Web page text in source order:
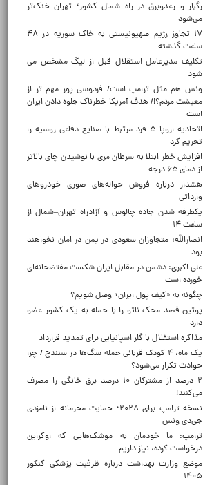
رگبار و رعدوبرق در راه شمال کشور؛ تهران خنک‌تر
می‌شود
۱۷ تجاوز رژیم صهیونیستی به خاک سوریه در ۴۸
ساعت گذشته
تکلیف مدیرعامل استقلال قبل از لیگ مشخص می
شود
ونس هم مثل ترامپ است/ فردوسی پور مهم تر از
معیشت مردم؟!/ هدف آمریکا خطرناک جلوه دادن ایران
است
اتحادیه اروپا ۵ فرد مرتبط با صنایع دفاعی روسیه را
تحریم کرد
افزایش خطر ابتلا به سرطان مری با نوشیدن چای بالاتر
از دمای ۶۵ درجه
هشدار درباره فروش حواله‌های صوری خودروهای
وارداتی
یکطرفه شدن جاده چالوس و آزادراه تهران–شمال از
ساعت ۱۴
انصارالله: متجاوزان سعودی در یمن در امان نخواهند
بود
علی اکبری: دشمن در مقابل ایران شکست مفتضحانه‌ای
خورده است
چگونه به «کیف پول ایران» وصل شویم؟
پوتین قصد محک ناتو را با حمله به یک کشور عضو
دارد
مذاکره استقلال با گلر اسپانیایی برای تمدید قرارداد
یک ماه، ۴ کودک قربانی حمله سگ‌ها در سنندج / چرا
حوادث تکرار می‌شود؟
۲ درصد از مشترکان ۱۰ درصد برق خانگی را مصرف
می‌کنند!
نسخه ترامپ برای ۲۰۲۸؛ حمایت محرمانه از نامزدی
جی‌دی ونس
ترامپ: ما خودمان به موشک‌هایی که اوکراین
درخواست کرده، نیاز داریم
موضع وزارت بهداشت درباره ظرفیت پزشکی کنکور
۱۴۰۵